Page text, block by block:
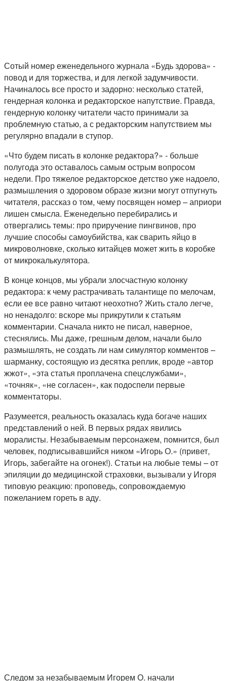
Сотый номер еженедельного журнала «Будь здорова» -
повод и для торжества, и для легкой задумчивости.
Начиналось все просто и задорно: несколько статей,
гендерная колонка и редакторское напутствие. Правда,
гендерную колонку читатели часто принимали за
проблемную статью, а с редакторским напутствием мы
регулярно впадали в ступор.
«Что будем писать в колонке редактора?» - больше
полугода это оставалось самым острым вопросом
недели. Про тяжелое редакторское детство уже надоело,
размышления о здоровом образе жизни могут отпугнуть
читателя, рассказ о том, чему посвящен номер – априори
лишен смысла. Еженедельно перебирались и
отвергались темы: про приручение пингвинов, про
лучшие способы самоубийства, как сварить яйцо в
микроволновке, сколько китайцев может жить в коробке
от микрокалькулятора.
В конце концов, мы убрали злосчастную колонку
редактора: к чему растрачивать талантище по мелочам,
если ее все равно читают неохотно? Жить стало легче,
но ненадолго: вскоре мы прикрутили к статьям
комментарии. Сначала никто не писал, наверное,
стеснялись. Мы даже, грешным делом, начали было
размышлять, не создать ли нам симулятор комментов –
шарманку, состоящую из десятка реплик, вроде «автор
жжот», «эта статья проплачена спецслужбами»,
«точняк», «не согласен», как подоспели первые
комментаторы.
Разумеется, реальность оказалась куда богаче наших
представлений о ней. В первых рядах явились
моралисты. Незабываемым персонажем, помнится, был
человек, подписывавшийся ником «Игорь О.» (привет,
Игорь, забегайте на огонек!). Статьи на любые темы – от
эпиляции до медицинской страховки, вызывали у Игоря
типовую реакцию: проповедь, сопровождаемую
пожеланием гореть в аду.
Следом за незабываемым Игорем О. начали